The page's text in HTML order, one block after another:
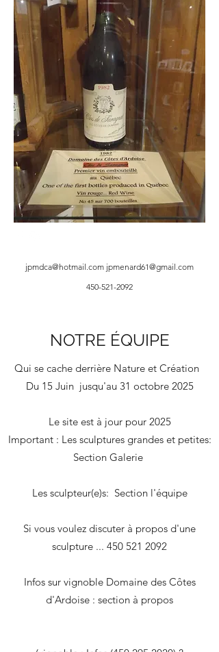
jpmdca@hotmail.com jpmenard61@gmail.com
450-521-2092
NOTRE ÉQUIPE
Qui se cache derrière Nature et Création
Du 15 Juin jusqu'au 31 octobre 2025
Le site est à jour pour 2025
Important : Les sculptures grandes et petites:
Section Galerie
Les sculpteur(e)s: Section l'équipe
Si vous voulez discuter à propos d'une
sculpture ... 450 521 2092
Infos sur vignoble Domaine des Côtes
d'Ardoise : section à propos